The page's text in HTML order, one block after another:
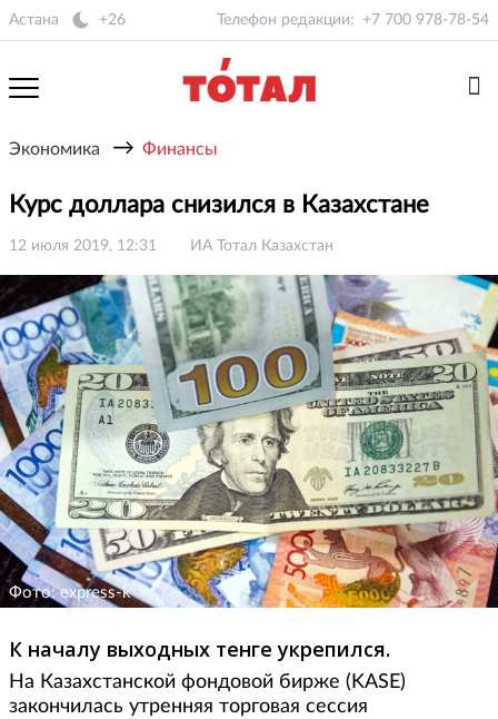
Астана +26 Телефон редакции: +7 700 978-78-54
Экономика → Финансы
Курс доллара снизился в Казахстане
12 июля 2019, 12:31 ИА Тотал Казахстан
Фото: express-k
К началу выходных тенге укрепился.
На Казахстанской фондовой бирже (KASE)
закончилась утренняя торговая сессия